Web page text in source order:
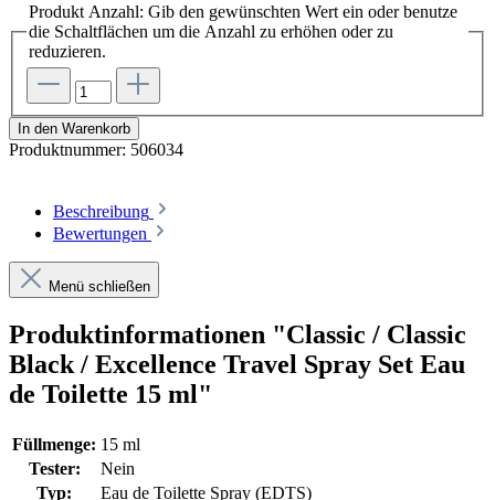
Produkt Anzahl: Gib den gewünschten Wert ein oder benutze
die Schaltflächen um die Anzahl zu erhöhen oder zu
reduzieren.
In den Warenkorb
Produktnummer: 506034
Beschreibung
Bewertungen
Menü schließen
Produktinformationen "Classic / Classic
Black / Excellence Travel Spray Set Eau
de Toilette 15 ml"
Füllmenge: 15 ml
Tester:
Nein
Typ:
Eau de Toilette Spray (EDTS)